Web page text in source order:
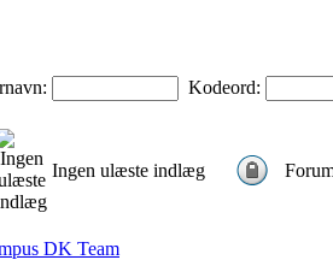
Kodeord:
Ingen ulæste indlæg
DK Team